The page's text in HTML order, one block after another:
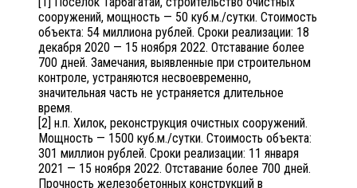
сооружений, мощность — 50 куб.м./сутки. Стоимость
объекта: 54 миллиона рублей. Сроки реализации: 18
декабря 2020 — 15 ноября 2022. Отставание более
700 дней. Замечания, выявленные при строительном
контроле, устраняются несвоевременно,
значительная часть не устраняется длительное
время.
[2] н.п. Хилок, реконструкция очистных сооружений.
Мощность — 1500 куб.м./сутки. Стоимость объекта:
301 миллион рублей. Сроки реализации: 11 января
2021 — 15 ноября 2022. Отставание более 700 дней.
Прочность железобетонных конструкций в